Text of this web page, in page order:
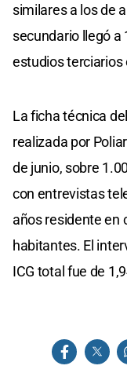
similares a los de
secundario llegó a
estudios terciarios
La ficha técnica
realizada por
de junio, sobre
con entrevistas
años residente en
habitantes. El
ICG total fue de